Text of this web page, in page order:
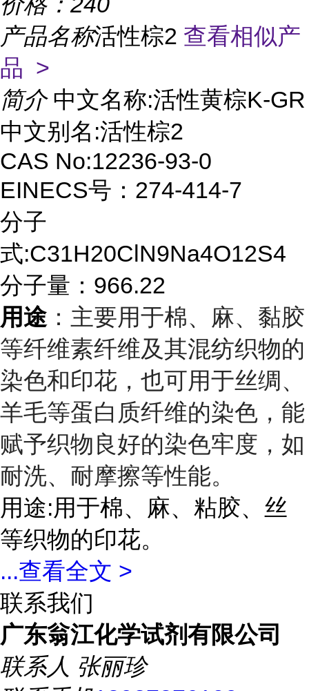
产品名称活性棕2 查看相似产
品 >
简介 中文名称:活性黄棕K-GR
中文别名:活性棕2
CAS No:12236-93-0
EINECS号：274-414-7
分子
式:C31H20ClN9Na4O12S4
分子量：966.22
用途 ：主要用于棉、麻、黏胶
等纤维素纤维及其混纺织物的
染色和印花，也可用于丝绸、
羊毛等蛋白质纤维的染色，能
赋予织物良好的染色牢度，如
耐洗、耐摩擦等性能。
用途:用于棉、麻、粘胶、丝
等织物的印花。
...查看全文 >
联系我们
广东翁江化学试剂有限公司
联系人 张丽珍